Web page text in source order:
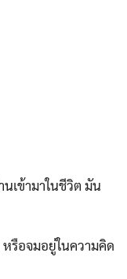
เข้ามาในชีวิต มัน
หรือจมอยู่ในความคิด